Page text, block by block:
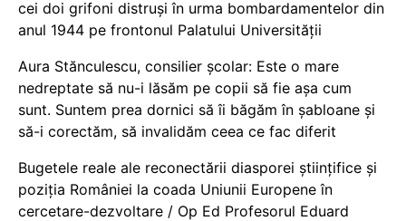
cei doi grifoni distruși în urma bombardamentelor din
anul 1944 pe frontonul Palatului Universității
Aura Stănculescu, consilier școlar: Este o mare
nedreptate să nu-i lăsăm pe copii să fie așa cum
sunt. Suntem prea dornici să îi băgăm în șabloane și
să-i corectăm, să invalidăm ceea ce fac diferit
Bugetele reale ale reconectării diasporei științifice și
poziția României la coada Uniunii Europene în
cercetare-dezvoltare / Op Ed Profesorul Eduard